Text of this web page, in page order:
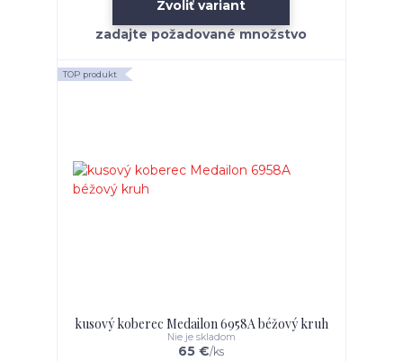
Zvoliť variant
TOP produkt
kusový koberec Medailon 6958A béžový kruh
65 €/ks
Nie je skladom